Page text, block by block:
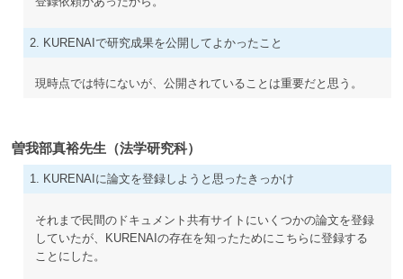
2. KURENAIで研究成果を公開してよかったこと
現時点では特にないが、公開されていることは重要だと思う。
曽我部真裕先生（法学研究科）
1. KURENAIに論文を登録しようと思ったきっかけ
それまで民間のドキュメント共有サイトにいくつかの論文を登録
していたが、KURENAIの存在を知ったためにこちらに登録する
ことにした。